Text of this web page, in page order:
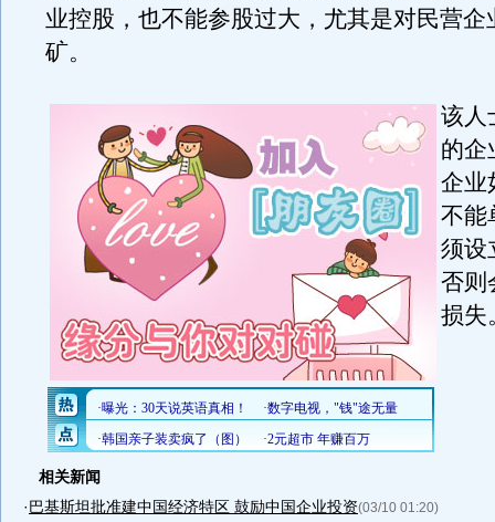
业控股，也不能参股过大，尤其是对民营企
矿。
该人
的企
企业
不能
须设
否则
损失
相关新闻
·巴基斯坦批准建中国经济特区 鼓励中国企业投资(03/10 01:20)